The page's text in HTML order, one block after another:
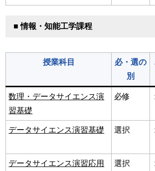
■ 情報・知能工学課程
授業科目
必・選の
別
数理・データサイエンス演
習基礎
必修
データサイエンス演習基礎 選択
データサイエンス演習応用 選択